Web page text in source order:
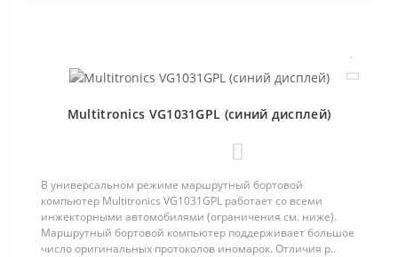
Multitronics VG1031GPL (синий дисплей)
В универсальном режиме маршрутный бортовой
компьютер Multitronics VG1031GPL работает со всеми
инжекторными автомобилями (ограничения см. ниже).
Маршрутный бортовой компьютер поддерживает большое
число оригинальных протоколов иномарок. Отличия р..